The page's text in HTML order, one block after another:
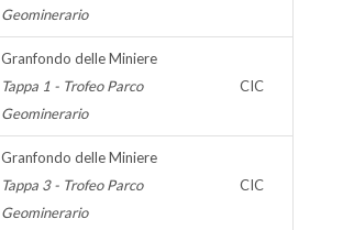
Geominerario
Granfondo delle Miniere
Tappa 1 - Trofeo Parco
Geominerario
CIC
Granfondo delle Miniere
Tappa 3 - Trofeo Parco
Geominerario
CIC